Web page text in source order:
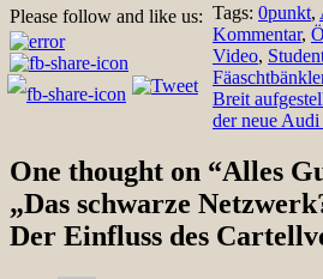
Please follow and like us: Tags: 0punkt,
Kommentar,
Video,
Beitragsnavigation
Breit
der neue
One thought on “Alles
„Das schwarze
Der Einfluss des